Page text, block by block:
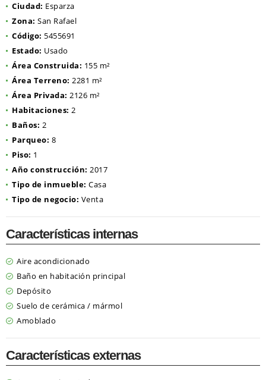
Ciudad: Esparza
Zona: San Rafael
Código: 5455691
Estado: Usado
Área Construida: 155 m²
Área Terreno: 2281 m²
Área Privada: 2126 m²
Habitaciones: 2
Baños: 2
Parqueo: 8
Piso: 1
Año construcción: 2017
Tipo de inmueble: Casa
Tipo de negocio: Venta
Características internas
Aire acondicionado
Baño en habitación principal
Depósito
Suelo de cerámica / mármol
Amoblado
Características externas